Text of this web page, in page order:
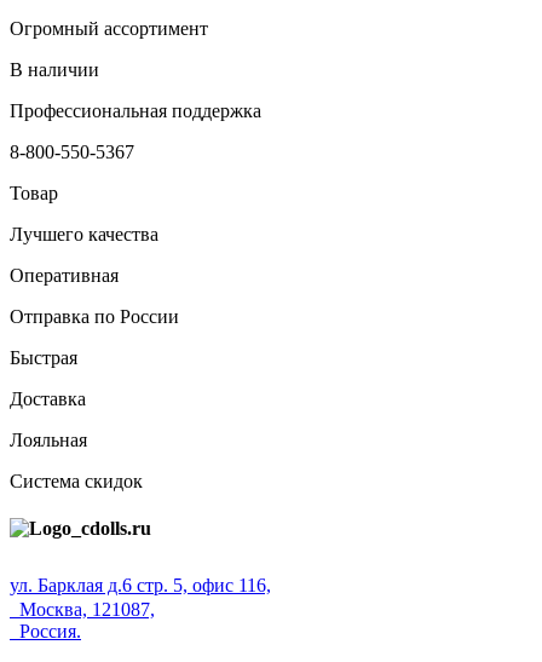
Огромный ассортимент
В наличии
Профессиональная поддержка
8-800-550-5367
Товар
Лучшего качества
Оперативная
Отправка по России
Быстрая
Доставка
Лояльная
Система скидок
ул. Барклая д.6 стр. 5, офис 116,
Москва, 121087,
Россия.